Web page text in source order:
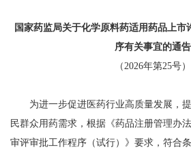
国家药监局关于化学原料药适用药品上市
序有关事宜的通告
（2026年第25号）
为进一步促进医药行业高质量发展，提
民群众用药需求，根据《药品注册管理办
审评审批工作程序（试行）》要求，符合